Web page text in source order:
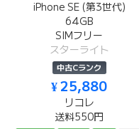
iPhone SE (第3世代)
64GB
SIMフリー
スターライト
中古Cランク
¥ 25,880
リコレ
送料550円